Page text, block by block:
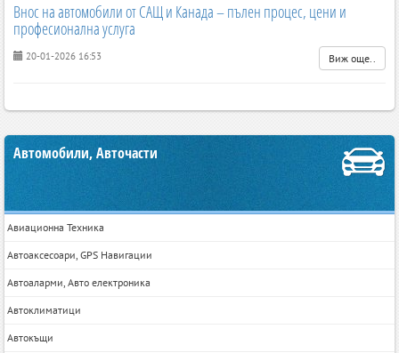
Внос на автомобили от САЩ и Канада – пълен процес, цени и
професионална услуга
20-01-2026 16:53 Виж още..
Автомобили, Авточасти
Авиационна Техника
Автоаксесоари, GPS Навигации
Автоаларми, Авто електроника
Автоклиматици
Автокъщи